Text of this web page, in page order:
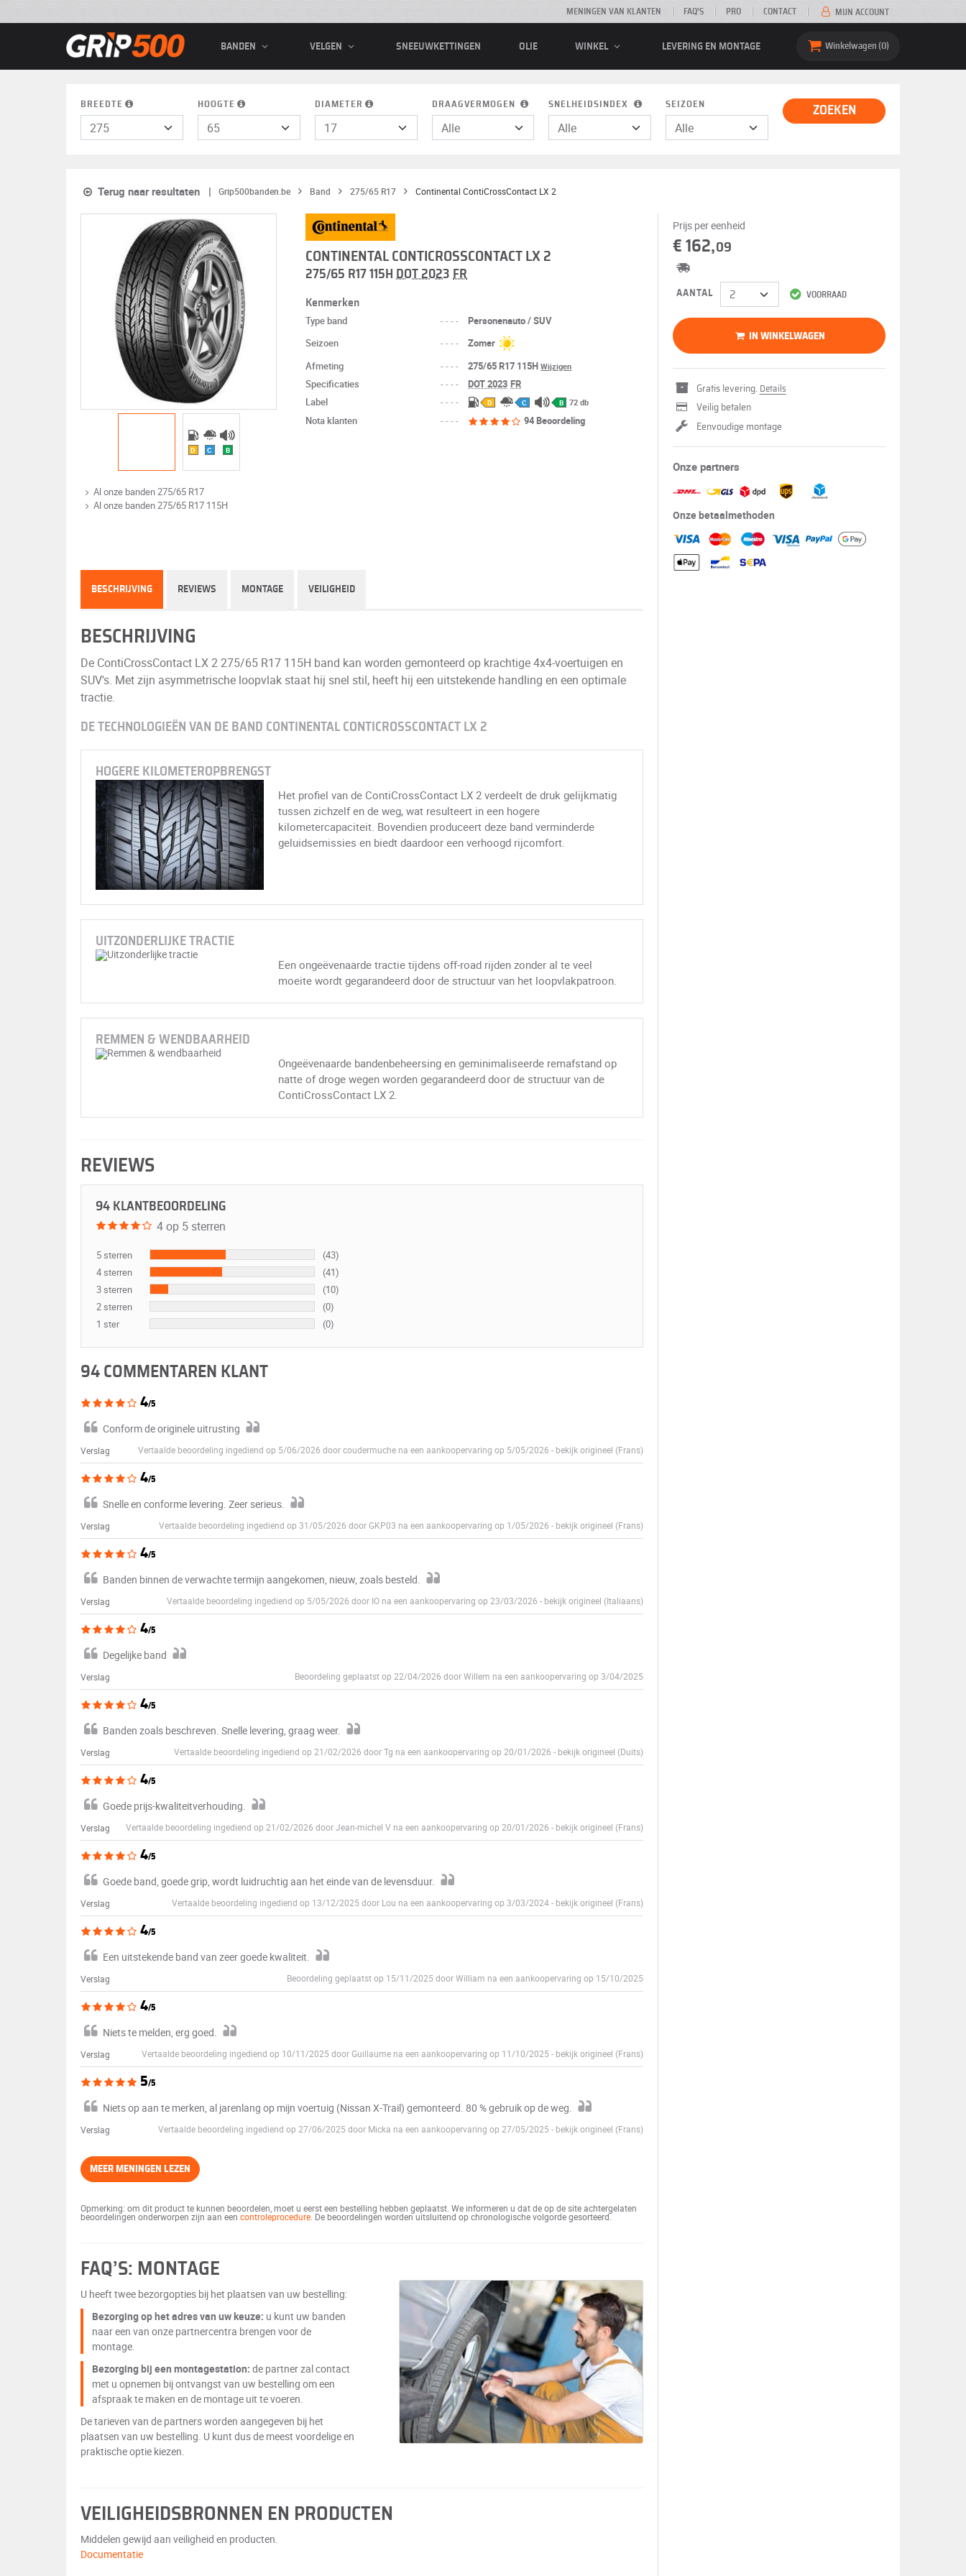
MENINGEN VAN KLANTEN FAQ’S PRO CONTACT MIJN ACCOUNT
BANDEN VELGEN SNEEUWKETTINGEN OLIE WINKEL LEVERING EN MONTAGE Winkelwagen 0
BREEDTE HOOGTE DIAMETER DRAAGVERMOGEN SNELHEIDSINDEX SEIZOEN ZOEKEN
Terug naar resultaten Grip500banden.be Band 275/65 R17 Continental ContiCrossContact LX 2
D C B
Al onze banden 275/65 R17
Al onze banden 275/65 R17 115H
CONTINENTAL CONTICROSSCONTACT LX 2
275/65 R17 115H DOT 2023 FR
Kenmerken
Type band ----
Personenauto / SUV
Seizoen
----
Zomer
Afmeting
---- 275/65 R17 115HWijzigen
Specificaties ---- DOT 2023 FR
Label
---- D C B 72 db
Nota klanten ---- 94 Beoordeling
Prijs per eenheid
€ 162,09
VOORRAAD
AANTAL
IN WINKELWAGEN
Gratis levering. Details
Veilig betalen
Eenvoudige montage
Onze partners
Onze betaalmethoden
BESCHRIJVING REVIEWS MONTAGE VEILIGHEID
BESCHRIJVING
De ContiCrossContact LX 2 275/65 R17 115H band kan worden gemonteerd op krachtige 4x4-voertuigen en
SUV's. Met zijn asymmetrische loopvlak staat hij snel stil, heeft hij een uitstekende handling en een optimale
tractie.
DE TECHNOLOGIEËN VAN DE BAND CONTINENTAL CONTICROSSCONTACT LX 2
HOGERE KILOMETEROPBRENGST
Het profiel van de ContiCrossContact LX 2 verdeelt de druk gelijkmatig
tussen zichzelf en de weg, wat resulteert in een hogere
kilometercapaciteit. Bovendien produceert deze band verminderde
geluidsemissies en biedt daardoor een verhoogd rijcomfort.
UITZONDERLIJKE TRACTIE
Een ongeëvenaarde tractie tijdens off-road rijden zonder al te veel
moeite wordt gegarandeerd door de structuur van het loopvlakpatroon.
REMMEN & WENDBAARHEID
Ongeëvenaarde bandenbeheersing en geminimaliseerde remafstand op
natte of droge wegen worden gegarandeerd door de structuur van de
ContiCrossContact LX 2.
REVIEWS
94 KLANTBEOORDELING
4 op 5 sterren
5 sterren
(43)
4 sterren
(41)
3 sterren
(10)
2 sterren
(0)
1 ster
(0)
94 COMMENTAREN KLANT
4/5
Conform de originele uitrusting
Verslag Vertaalde beoordeling ingediend op 5/06/2026 door coudermuche na een aankoopervaring op 5/05/2026 - bekijk origineel (Frans)
4/5
Snelle en conforme levering. Zeer serieus.
Verslag Vertaalde beoordeling ingediend op 31/05/2026 door GKP03 na een aankoopervaring op 1/05/2026 - bekijk origineel (Frans)
4/5
Banden binnen de verwachte termijn aangekomen, nieuw, zoals besteld.
Verslag Vertaalde beoordeling ingediend op 5/05/2026 door IO na een aankoopervaring op 23/03/2026 - bekijk origineel (Italiaans)
4/5
Degelijke band
Verslag Beoordeling geplaatst op 22/04/2026 door Willem na een aankoopervaring op 3/04/2025
4/5
Banden zoals beschreven. Snelle levering, graag weer.
Verslag Vertaalde beoordeling ingediend op 21/02/2026 door Tg na een aankoopervaring op 20/01/2026 - bekijk origineel (Duits)
4/5
Goede prijs-kwaliteitverhouding.
Verslag Vertaalde beoordeling ingediend op 21/02/2026 door Jean-michel V na een aankoopervaring op 20/01/2026 - bekijk origineel (Frans)
4/5
Goede band, goede grip, wordt luidruchtig aan het einde van de levensduur.
Verslag Vertaalde beoordeling ingediend op 13/12/2025 door Lou na een aankoopervaring op 3/03/2024- bekijk origineel (Frans)
4/5
Een uitstekende band van zeer goede kwaliteit.
Verslag Beoordeling geplaatst op 15/11/2025 door William na een aankoopervaring op 15/10/2025
4/5
Niets te melden, erg goed.
Verslag Vertaalde beoordeling ingediend op 10/11/2025 door Guillaume na een aankoopervaring op 11/10/2025 - bekijk origineel (Frans)
5/5
Niets op aan te merken, al jarenlang op mijn voertuig (Nissan X-Trail) gemonteerd. 80 % gebruik op de weg.
Verslag Vertaalde beoordeling ingediend op 27/06/2025 door Micka na een aankoopervaring op 27/05/2025 - bekijk origineel (Frans)
MEER MENINGEN LEZEN
Opmerking: om dit product te kunnen beoordelen, moet u eerst een bestelling hebben geplaatst. We informeren u dat de op de site achtergelaten
beoordelingen onderworpen zijn aan een controleprocedure . De beoordelingen worden uitsluitend op chronologische volgorde gesorteerd.
FAQ’S: MONTAGE
U heeft twee bezorgopties bij het plaatsen van uw bestelling:
Bezorging op het adres van uw keuze: u kunt uw banden
naar een van onze partnercentra brengen voor de
montage.
Bezorging bij een montagestation: de partner zal contact
met u opnemen bij ontvangst van uw bestelling om een
afspraak te maken en de montage uit te voeren.
De tarieven van de partners worden aangegeven bij het
plaatsen van uw bestelling. U kunt dus de meest voordelige en
praktische optie kiezen.
VEILIGHEIDSBRONNEN EN PRODUCTEN
Middelen gewijd aan veiligheid en producten.
Documentatie